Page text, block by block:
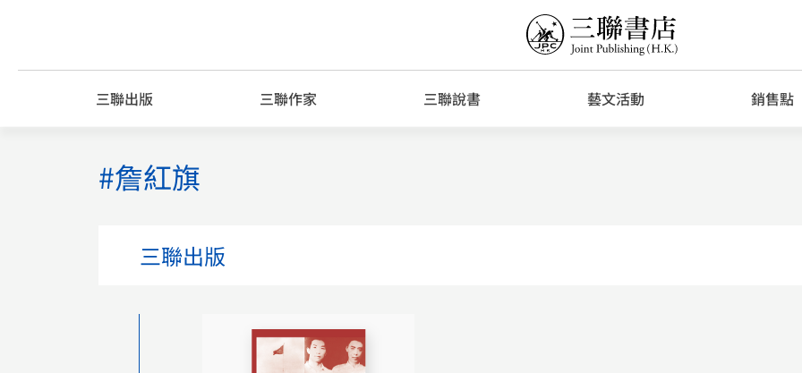
content
三聯出版 三聯作家 三聯說書 藝文活動 銷售點
#詹紅旗
三聯出版